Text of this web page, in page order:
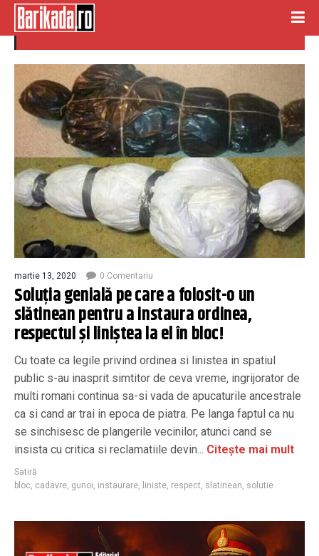
liniste
martie 13, 2020 0 Comentariu
Soluția genială pe care a folosit-o un
slătinean pentru a instaura ordinea,
respectul și liniștea la el în bloc!
Cu toate ca legile privind ordinea si linistea in spatiul
public s-au inasprit simtitor de ceva vreme, ingrijorator de
multi romani continua sa-si vada de apucaturile ancestrale
ca si cand ar trai in epoca de piatra. Pe langa faptul ca nu
se sinchisesc de plangerile vecinilor, atunci cand se
insista cu critica si reclamatiile devin... Citește mai mult
Satiră
bloc, cadavre, gunoi, instaurare, liniste, respect, slatinean, solutie